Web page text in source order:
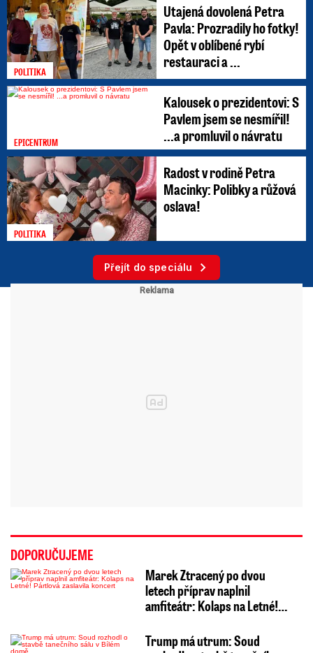
POLITIKA
Utajená dovolená Petra
Pavla: Prozradily ho fotky!
Opět v oblíbené rybí
restauraci a ...
EPICENTRUM
Kalousek o prezidentovi: S
Pavlem jsem se nesmířil!
...a promluvil o návratu
POLITIKA
Radost v rodině Petra
Macinky: Polibky a růžová
oslava!
Přejít do speciálu
DOPORUČUJEME
Marek Ztracený po dvou
letech příprav naplnil
amfiteátr: Kolaps na Letné!…
Trump má utrum: Soud